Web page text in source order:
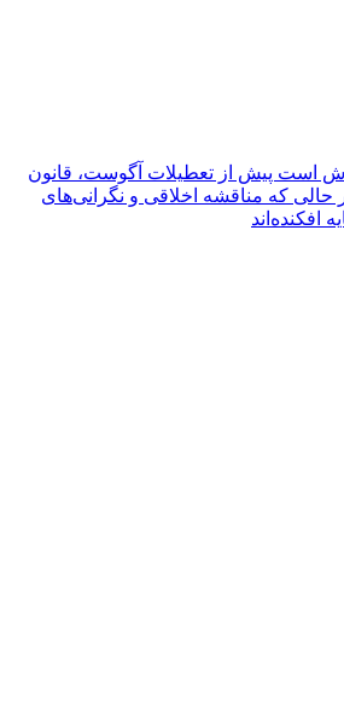
است پیش از تعطیلات آگوست، قانون
حالی که مناقشه اخلاقی و نگرانی‌های
افکنده‌اند